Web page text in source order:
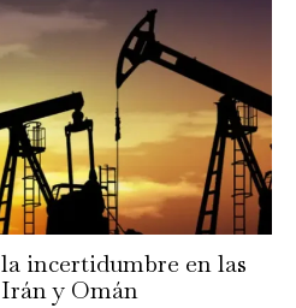
incertidumbre en las
y Omán